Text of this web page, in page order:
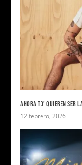
AHORA TO’ QUIEREN SER
12 febrero, 2026